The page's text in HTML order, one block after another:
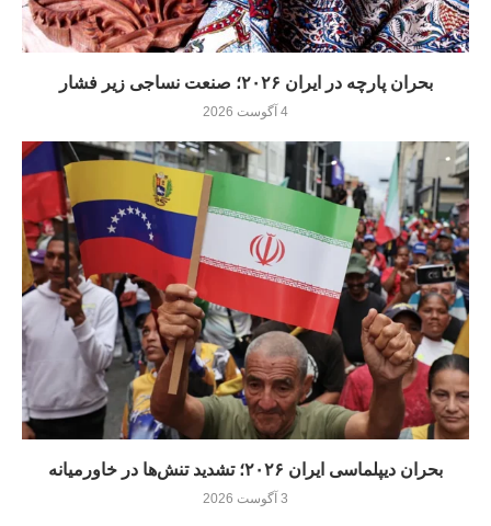
بحران پارچه در ایران ۲۰۲۶؛ صنعت نساجی زیر فشار
4 آگوست 2026
بحران دیپلماسی ایران ۲۰۲۶؛ تشدید تنش‌ها در خاورمیانه
3 آگوست 2026